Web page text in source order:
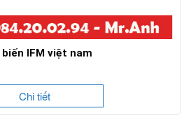
biến IFM việt nam
Chi tiết